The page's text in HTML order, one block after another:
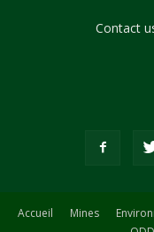
Contact
Accueil Mines